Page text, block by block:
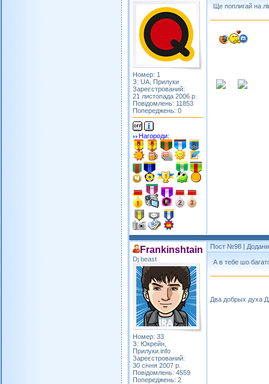
Номер: 1
З: UA, Прилуки
Зареєстрований:
21 листопада 2006 р.
Повідомлень: 11853
Попереджень: 0
Нагороди:
Ще поплигай на
Frankinshtain
Dj beast
Номер: 33
З: Юкрейн,
Прилуки.info
Зареєстрований:
30 січня 2007 р.
Повідомлень: 4559
Попереджень: 2
Пост №98 |
А в тебе шо
Два добрых духа